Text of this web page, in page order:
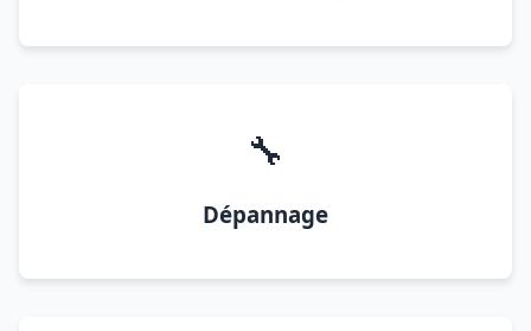
🔧
Dépannage